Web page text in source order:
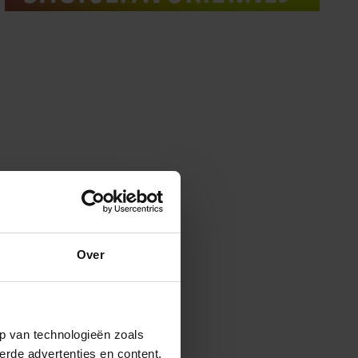
Over
van technologieën zoals
advertenties en content,